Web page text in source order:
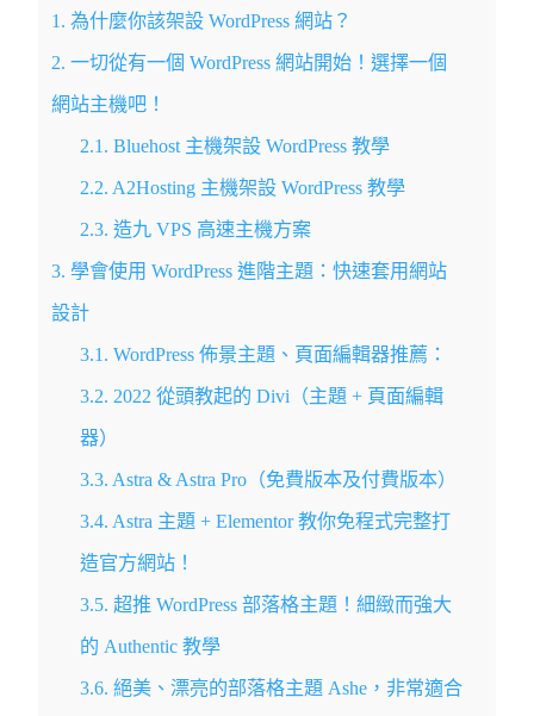
1. 為什麼你該架設 WordPress 網站？
2. 一切從有一個 WordPress 網站開始！選擇一個
網站主機吧！
2.1. Bluehost 主機架設 WordPress 教學
2.2. A2Hosting 主機架設 WordPress 教學
2.3. 造九 VPS 高速主機方案
3. 學會使用 WordPress 進階主題：快速套用網站
設計
3.1. WordPress 佈景主題、頁面編輯器推薦：
3.2. 2022 從頭教起的 Divi（主題 + 頁面編輯
器）
3.3. Astra & Astra Pro（免費版本及付費版本）
3.4. Astra 主題 + Elementor 教你免程式完整打
造官方網站！
3.5. 超推 WordPress 部落格主題！細緻而強大
的 Authentic 教學
3.6. 絕美、漂亮的部落格主題 Ashe，非常適合